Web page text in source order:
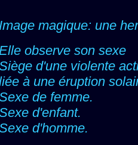
Image magique: une
observe son sexe
d'une violente
à une éruption
de femme.
d'enfant.
d'homme.